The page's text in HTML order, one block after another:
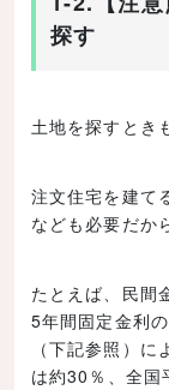
探す
土地を探すとき
注文住宅を建て
なども必要だか
たとえば、民間
5年間固定金利
（下記参照）
は約30％、全国